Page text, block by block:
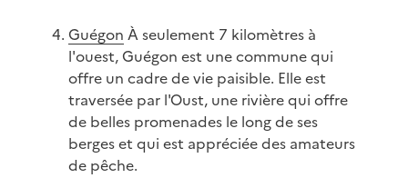
Guégon À seulement 7 kilomètres à
l'ouest, Guégon est une commune qui
offre un cadre de vie paisible. Elle est
traversée par l'Oust, une rivière qui offre
de belles promenades le long de ses
berges et qui est appréciée des amateurs
de pêche.